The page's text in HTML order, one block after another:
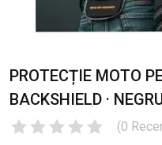
PROTECȚIE MOTO
BACKSHIELD ·
(0